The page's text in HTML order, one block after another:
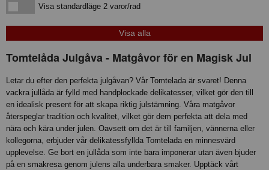
Visa standardlägeVisa standardläge 2 varor/rad
Tomtelåda Julgåva - Matgåvor för en Magisk Jul
Letar du efter den perfekta julgåvan? Vår Tomtelada är svaret! Denna
vackra jullåda är fylld med handplockade delikatesser, vilket gör den till
en idealisk present för att skapa riktig julstämning. Våra matgåvor
återspeglar tradition och kvalitet, vilket gör dem perfekta att dela med
nära och kära under julen. Oavsett om det är till familjen, vännerna eller
kollegorna, erbjuder vår delikatessfyllda Tomtelada en minnesvärd
upplevelse. Ge bort en jullåda som inte bara imponerar utan även bjuder
på en smakresa genom julens alla underbara smaker. Upptäck vårt